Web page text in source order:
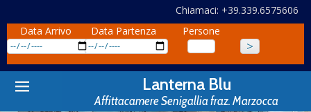
Chiamaci: +39.339.6575606
Data Arrivo
Data Partenza Persone
Primary
Menu
Skip
to
Lanterna Blu
Affittacamere Senigallia fraz. Marzocca